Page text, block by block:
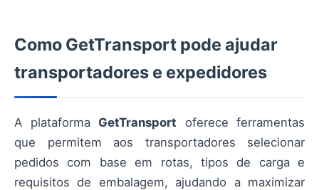
Como GetTransport pode ajudar
transportadores e expedidores
A plataforma GetTransport oferece ferramentas
que permitem aos transportadores selecionar
pedidos com base em rotas, tipos de carga e
requisitos de embalagem, ajudando a maximizar